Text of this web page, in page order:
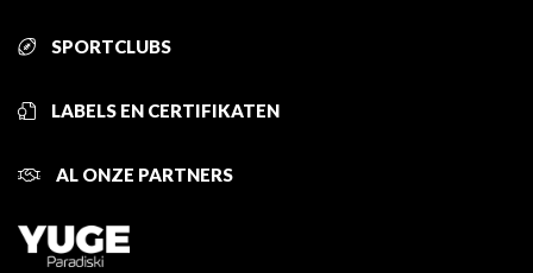
SPORTCLUBS
LABELS EN CERTIFIKATEN
AL ONZE PARTNERS